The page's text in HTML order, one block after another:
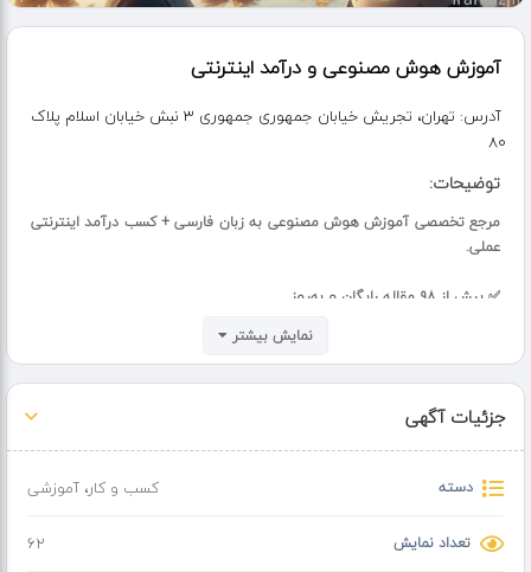
آموزش هوش مصنوعی و درآمد اینترنتی
آدرس:
تهران، تجریش خیابان جمهوری جمهوری 3 نبش خیابان اسلام پلاک
۸۰
توضیحات:
مرجع تخصصی آموزش هوش مصنوعی به زبان فارسی + کسب درآمد اینترنتی
عملی.
✅ بیش از ۹۸ مقاله رایگان و به‌روز
✅ روش‌های واقعی درآمد از یوتیوب، اینستاگرام، آمازون و کلیک
✅ آموزش ارز دیجیتال و ربات معامله‌گر
✅ چت‌بات هوشمند پاسخگوی سوالات شما
✅ قابلیت نصب اپلیکیشن (آفلاین بخونید)
نمایش بیشتر
جزئیات آگهی
دسته کسب و کار،آموزشی
تعداد نمایش 62